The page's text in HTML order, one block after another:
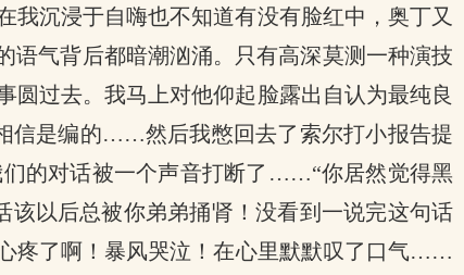
沉浸于自嗨也不知道有没有脸红中，奥丁又
气背后都暗潮汹涌。只有高深莫测一种演技
过去。我马上对他仰起脸露出自认为最纯良
信是编的……然后我憋回去了索尔打小报告提
们的对话被一个声音打断了……“你居然觉得黑
以后总被你弟弟捅肾！没看到一说完这句话
疼了啊！暴风哭泣！在心里默默叹了口气……